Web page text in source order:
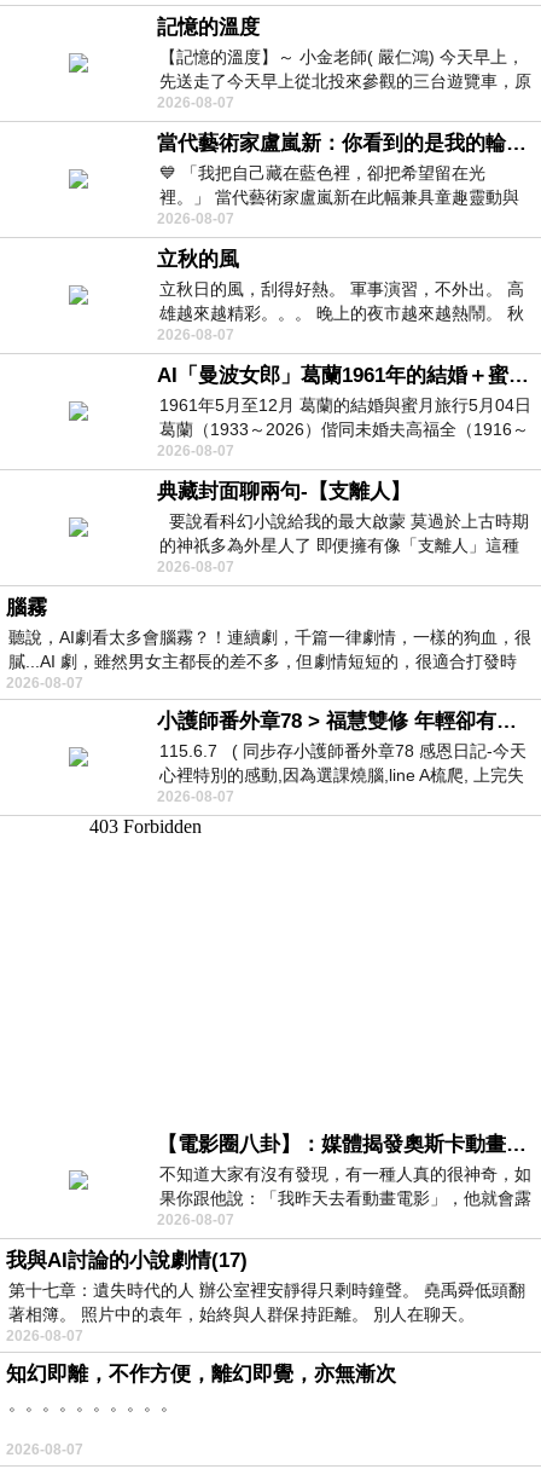
記憶的溫度
【記憶的溫度】～ 小金老師( 嚴仁鴻) 今天早上，
先送走了今天早上從北投來參觀的三台遊覽車，原
以為展場已經差不多要安靜下來，卻發
2026-08-07
當代藝術家盧嵐新：你看到的是我的輪廓，還是你的故事？——藏在藍色裡的希望與光
💙 「我把自己藏在藍色裡，卻把希望留在光
裡。」 當代藝術家盧嵐新在此幅兼具童趣靈動與
抽象韻味的新作中，用湛藍的羽翼般色塊包覆著
2026-08-07
立秋的風
立秋日的風，刮得好熱。 軍事演習，不外出。 高
雄越來越精彩。。。 晚上的夜市越來越熱鬧。 秋
天的風刮得很熱 夜遊消暑熱。。。
2026-08-07
AI「曼波女郎」葛蘭1961年的結婚＋蜜月旅行 #戀上老電影 #葛蘭 #粟子
1961年5月至12月 葛蘭的結婚與蜜月旅行5月04日
葛蘭（1933～2026）偕同未婚夫高福全（1916～
2004）乘郵輪赴倫敦6月15日於英國倫敦St.S
2026-08-07
典藏封面聊兩句-【支離人】
要說看科幻小說給我的最大啟蒙 莫過於上古時期
的神祇多為外星人了 即便擁有像「支離人」這種
驚世駭俗的神通法門 也未必讀
2026-08-07
腦霧
聽說，AI劇看太多會腦霧？！連續劇，千篇一律劇情，一樣的狗血，很
膩...AI 劇，雖然男女主都長的差不多，但劇情短短的，很適合打發時
2026-08-07
小護師番外章78 > 福慧雙修 年輕卻有個老靈魂 ㄑ金剛經〉podcast
115.6.7 ( 同步存小護師番外章78 感恩日記-今天
心裡特別的感動,因為選課燒腦,line A梳爬, 上完失
智課的她,特來傾
2026-08-07
【電影圈八卦】：媒體揭發奧斯卡動畫項目投票醜聞！好萊塢為什麼看不起動畫電影？
不知道大家有沒有發現，有一種人真的很神奇，如
果你跟他說：「我昨天去看動畫電影」，他就會露
出一種慈祥的微笑，然後問你是不是陪小
2026-08-07
我與AI討論的小說劇情(17)
第十七章：遺失時代的人 辦公室裡安靜得只剩時鐘聲。 堯禹舜低頭翻
著相簿。 照片中的袁年，始終與人群保持距離。 別人在聊天。
2026-08-07
知幻即離，不作方便，離幻即覺，亦無漸次
。。。。。。。。。。
2026-08-07